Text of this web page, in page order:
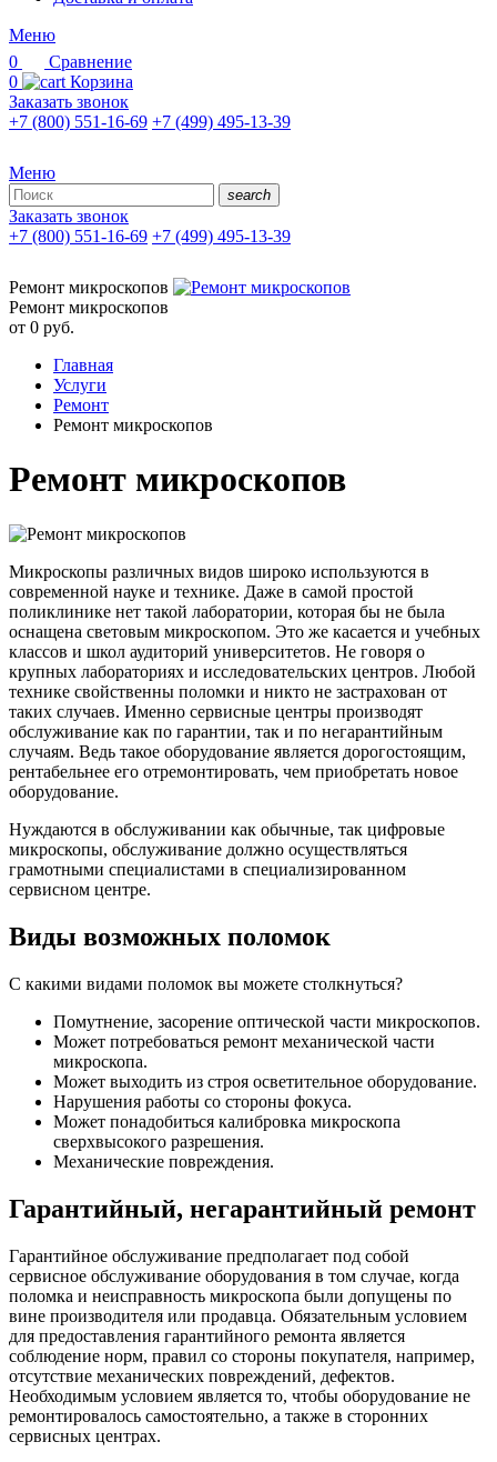
Меню
0
Сравнение
0
Корзина
Заказать звонок
+7 (800) 551-16-69 +7 (499) 495-13-39
Меню
search
Заказать звонок
+7 (800) 551-16-69 +7 (499) 495-13-39
Ремонт микроскопов
Ремонт микроскопов
от 0 руб.
Главная
Услуги
Ремонт
Ремонт микроскопов
Ремонт микроскопов
Микроскопы различных видов широко используются в
современной науке и технике. Даже в самой простой
поликлинике нет такой лаборатории, которая бы не была
оснащена световым микроскопом. Это же касается и учебных
классов и школ аудиторий университетов. Не говоря о
крупных лабораториях и исследовательских центров. Любой
технике свойственны поломки и никто не застрахован от
таких случаев. Именно сервисные центры производят
обслуживание как по гарантии, так и по негарантийным
случаям. Ведь такое оборудование является дорогостоящим,
рентабельнее его отремонтировать, чем приобретать новое
оборудование.
Нуждаются в обслуживании как обычные, так цифровые
микроскопы, обслуживание должно осуществляться
грамотными специалистами в специализированном
сервисном центре.
Виды возможных поломок
С какими видами поломок вы можете столкнуться?
Помутнение, засорение оптической части микроскопов.
Может потребоваться ремонт механической части
микроскопа.
Может выходить из строя осветительное оборудование.
Нарушения работы со стороны фокуса.
Может понадобиться калибровка микроскопа
сверхвысокого разрешения.
Механические повреждения.
Гарантийный, негарантийный ремонт
Гарантийное обслуживание предполагает под собой
сервисное обслуживание оборудования в том случае, когда
поломка и неисправность микроскопа были допущены по
вине производителя или продавца. Обязательным условием
для предоставления гарантийного ремонта является
соблюдение норм, правил со стороны покупателя, например,
отсутствие механических повреждений, дефектов.
Необходимым условием является то, чтобы оборудование не
ремонтировалось самостоятельно, а также в сторонних
сервисных центрах.